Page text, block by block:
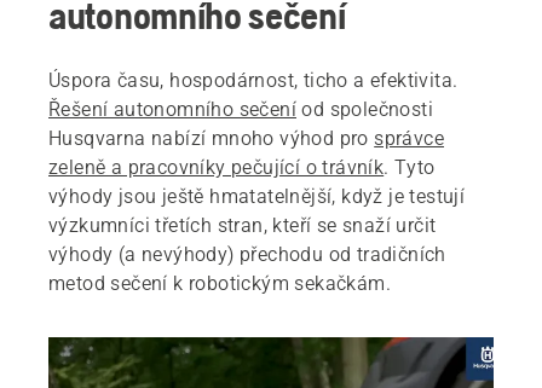
autonomního sečení
Úspora času, hospodárnost, ticho a efektivita.
Řešení autonomního sečení od společnosti
Husqvarna nabízí mnoho výhod prosprávce
zeleně a pracovníky pečující o trávník. Tyto
výhody jsou ještě hmatatelnější, když je testují
výzkumníci třetích stran, kteří se snaží určit
výhody (a nevýhody) přechodu od tradičních
metod sečení k robotickým sekačkám.